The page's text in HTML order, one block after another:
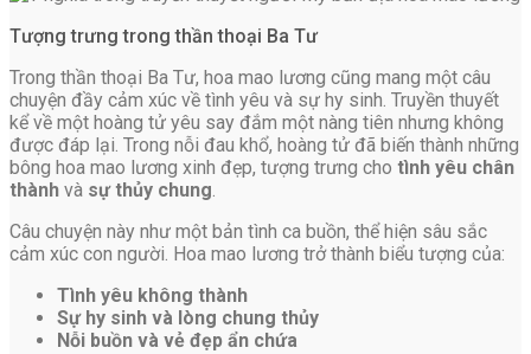
Tượng trưng trong thần thoại Ba Tư
Trong thần thoại Ba Tư, hoa mao lương cũng mang một câu
chuyện đầy cảm xúc về tình yêu và sự hy sinh. Truyền thuyết
kể về một hoàng tử yêu say đắm một nàng tiên nhưng không
được đáp lại. Trong nỗi đau khổ, hoàng tử đã biến thành những
bông hoa mao lương xinh đẹp, tượng trưng cho tình yêu chân
thành và sự thủy chung.
Câu chuyện này như một bản tình ca buồn, thể hiện sâu sắc
cảm xúc con người. Hoa mao lương trở thành biểu tượng của:
Tình yêu không thành
Sự hy sinh và lòng chung thủy
Nỗi buồn và vẻ đẹp ẩn chứa